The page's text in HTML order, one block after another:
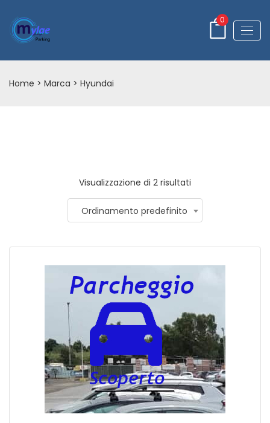
0
Home > Marca > Hyundai
Visualizzazione di 2 risultati
Ordinamento predefinito